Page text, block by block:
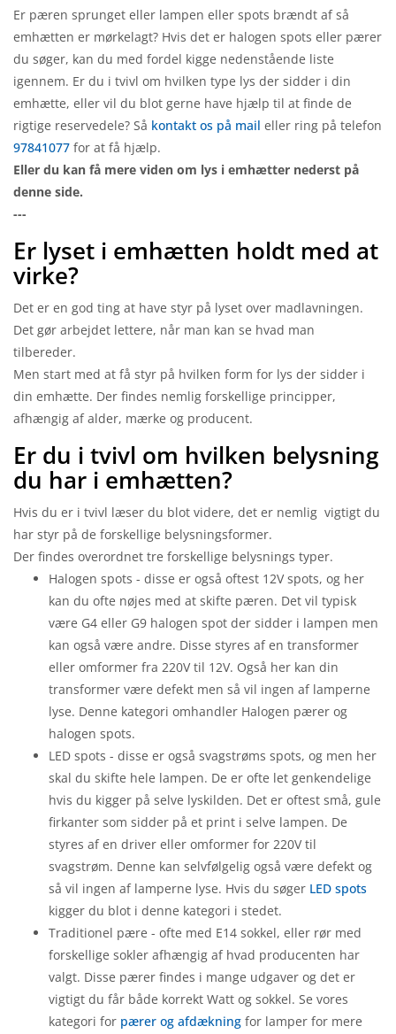
Er pæren sprunget eller lampen eller spots brændt af så
emhætten er mørkelagt? Hvis det er halogen spots eller pærer
du søger, kan du med fordel kigge nedenstående liste
igennem. Er du i tvivl om hvilken type lys der sidder i din
emhætte, eller vil du blot gerne have hjælp til at finde de
rigtige reservedele? Så kontakt os på mail eller ring på telefon
97841077 for at få hjælp.
Eller du kan få mere viden om lys i emhætter nederst på
denne side.
---
Er lyset i emhætten holdt med at
virke?
Det er en god ting at have styr på lyset over madlavningen.
Det gør arbejdet lettere, når man kan se hvad man
tilbereder.
Men start med at få styr på hvilken form for lys der sidder i
din emhætte. Der findes nemlig forskellige principper,
afhængig af alder, mærke og producent.
Er du i tvivl om hvilken belysning
du har i emhætten?
Hvis du er i tvivl læser du blot videre, det er nemlig vigtigt du
har styr på de forskellige belysningsformer.
Der findes overordnet tre forskellige belysnings typer.
Halogen spots - disse er også oftest 12V spots, og her
kan du ofte nøjes med at skifte pæren. Det vil typisk
være G4 eller G9 halogen spot der sidder i lampen men
kan også være andre. Disse styres af en transformer
eller omformer fra 220V til 12V. Også her kan din
transformer være defekt men så vil ingen af lamperne
lyse. Denne kategori omhandler Halogen pærer og
halogen spots.
LED spots - disse er også svagstrøms spots, og men her
skal du skifte hele lampen. De er ofte let genkendelige
hvis du kigger på selve lyskilden. Det er oftest små, gule
firkanter som sidder på et print i selve lampen. De
styres af en driver eller omformer for 220V til
svagstrøm. Denne kan selvfølgelig også være defekt og
så vil ingen af lamperne lyse. Hvis du søger LED spots
kigger du blot i denne kategori i stedet.
Traditionel pære - ofte med E14 sokkel, eller rør med
forskellige sokler afhængig af hvad producenten har
valgt. Disse pærer findes i mange udgaver og det er
vigtigt du får både korrekt Watt og sokkel. Se vores
kategori for pærer og afdækning for lamper for mere